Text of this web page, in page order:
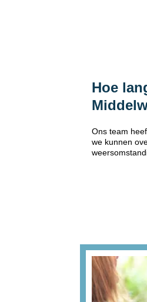
Hoe
Ons team
we kunnen